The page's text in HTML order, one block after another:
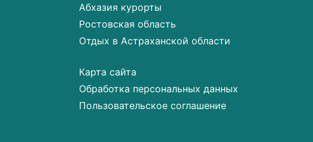
Абхазия курорты
Ростовская область
Отдых в Астраханской области
Карта сайта
Обработка персональных данных
Пользовательское соглашение